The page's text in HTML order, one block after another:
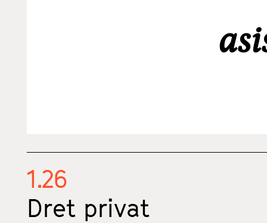
1.26
Dret privat